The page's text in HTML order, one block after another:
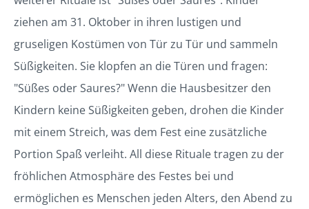
ziehen am 31. Oktober in ihren lustigen und
gruseligen Kostümen von Tür zu Tür und sammeln
Süßigkeiten. Sie klopfen an die Türen und fragen:
"Süßes oder Saures?" Wenn die Hausbesitzer den
Kindern keine Süßigkeiten geben, drohen die Kinder
mit einem Streich, was dem Fest eine zusätzliche
Portion Spaß verleiht. All diese Rituale tragen zu der
fröhlichen Atmosphäre des Festes bei und
ermöglichen es Menschen jeden Alters, den Abend zu